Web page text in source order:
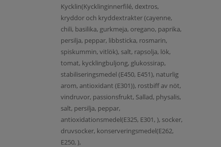
Kycklin(Kycklinginnerfilé, dextros,
kryddor och kryddextrakter (cayenne,
chili, basilika, gurkmeja, oregano, paprika,
persilja, peppar, libbsticka, rosmarin,
spiskummin, vitlök), salt, rapsolja, lök,
tomat, kycklingbuljong, glukossirap,
stabiliseringsmedel (E450, E451), naturlig
arom, antioxidant (E301)), rostbiff av nöt,
vindruvor, passionsfrukt, Sallad, physalis,
salt, persilja, peppar,
antioxidationsmedel(E325, E301, ), socker,
druvsocker, konserveringsmedel(E262,
E250, ),